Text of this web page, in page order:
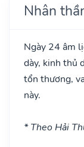
Nhân
Ngày 24 âm
dày, kinh thủ
tổn thương,
này.
* Theo Hải